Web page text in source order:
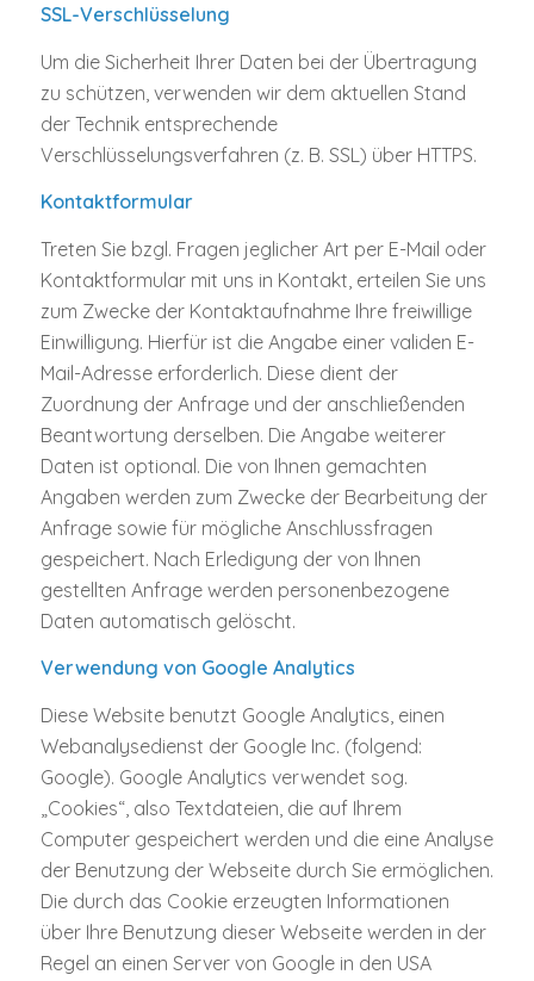
SSL-Verschlüsselung
Um die Sicherheit Ihrer Daten bei der Übertragung
zu schützen, verwenden wir dem aktuellen Stand
der Technik entsprechende
Verschlüsselungsverfahren (z. B. SSL) über HTTPS.
Kontaktformular
Treten Sie bzgl. Fragen jeglicher Art per E-Mail oder
Kontaktformular mit uns in Kontakt, erteilen Sie uns
zum Zwecke der Kontaktaufnahme Ihre freiwillige
Einwilligung. Hierfür ist die Angabe einer validen E-
Mail-Adresse erforderlich. Diese dient der
Zuordnung der Anfrage und der anschließenden
Beantwortung derselben. Die Angabe weiterer
Daten ist optional. Die von Ihnen gemachten
Angaben werden zum Zwecke der Bearbeitung der
Anfrage sowie für mögliche Anschlussfragen
gespeichert. Nach Erledigung der von Ihnen
gestellten Anfrage werden personenbezogene
Daten automatisch gelöscht.
Verwendung von Google Analytics
Diese Website benutzt Google Analytics, einen
Webanalysedienst der Google Inc. (folgend:
Google). Google Analytics verwendet sog.
„Cookies“, also Textdateien, die auf Ihrem
Computer gespeichert werden und die eine Analyse
der Benutzung der Webseite durch Sie ermöglichen.
Die durch das Cookie erzeugten Informationen
über Ihre Benutzung dieser Webseite werden in der
Regel an einen Server von Google in den USA